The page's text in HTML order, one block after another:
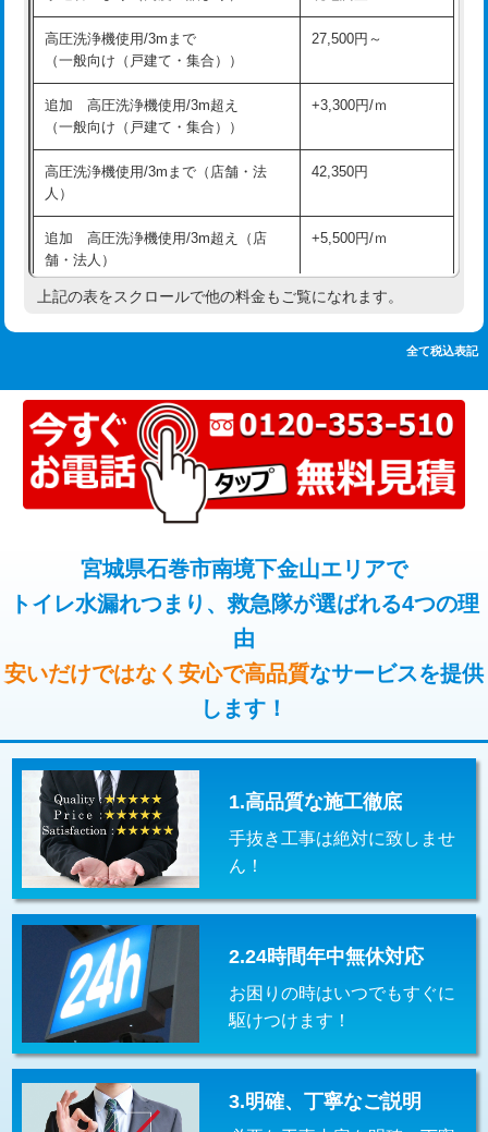
追加人工 16,500円
廃棄・処分 現場見積
※給水管工事は20mmまでの価格です。
持込商品取付（混合水栓）
持込商品取付（浄水器・分岐水栓） 16,500円
業）
排水管工事（追加 排水管工事/3ｍ超
え）
マス交換（土の掘削・埋め戻し作業） 11,000円~
マス交換（深さ50㎝以上） 66,000円
コンクリート斫り（厚さ10㎝まで） 27,500円
コンクリート斫り（厚さ10㎝超え） 38,500円
モルタル補修（厚さ10㎝まで） 27,500円
モルタル補修（厚さ10㎝超え） 38,500円
高圧洗浄機使用/3mまで
（一般向け（戸建て・集合））
27,500円～
追加 高圧洗浄機使用/3m超え
（一般向け（戸建て・集合））
+3,300円/ｍ
高圧洗浄機使用/3mまで（店舗・法
人）
42,350円
追加 高圧洗浄機使用/3m超え（店
舗・法人）
+5,500円/ｍ
高度高圧洗浄換 現地調査
トーラー機使用/3mまで 33,000円
追加トーラー機使用/3m超え +3,300円
カメラ調査 33,000円
止水・漏水調査・防水処理・清掃・修
理・調整・分解・加工など（軽作業）
11,000円
止水・漏水調査・防水処理・清掃・修
理・調整・分解・加工など（中作業）
止水・漏水調査・防水処理・清掃・修
その他部品の脱着
交換・取付（タンク） 22,000円+材料費
交換・取付(単水栓（壁付・デッキ
式）)
交換・取付(混合水栓（壁付・デッキ
式・ワンホール）)
交換・取付(排水栓・排水トラップ
（P/S/ポップアップ））
22,000円+材料費
交換・取付（その他部品） 11,000円+材料費
持込商品取付（単水栓） 13,200円
上記の表をスクロールで他の料金もご覧になれます。
全て税込表記
宮城県石巻市南境下金山エリアで
トイレ水漏れつまり、救急隊が選ばれる4つの理
由
安いだけではなく安心で高品質なサービスを提供
します！
1.高品質な施工徹底
手抜き工事は絶対に致しませ
ん！
2.24時間年中無休対応
お困りの時はいつでもすぐに
駆けつけます！
3.明確、丁寧なご説明